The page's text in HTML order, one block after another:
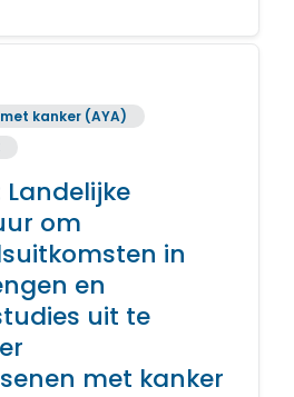
kanker (AYA)
Landelijke
om
in
en
uit te
met kanker